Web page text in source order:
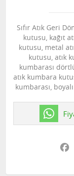
Sıfır Atık Geri
kutusu, kağıt
kutusu, metal
kutusu, atık
kumbarası
atık kumbara
kumbarası,